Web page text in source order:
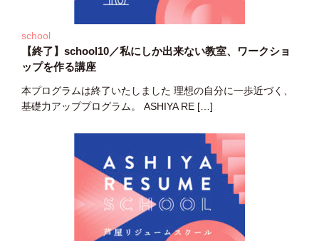
school
【終了】school10／私にしか出来ない教室、ワークショ
ップを作る講座
本プログラムは終了いたしました 理想の自分に一歩近づく、
基礎力アッププログラム。 ASHIYA RE […]